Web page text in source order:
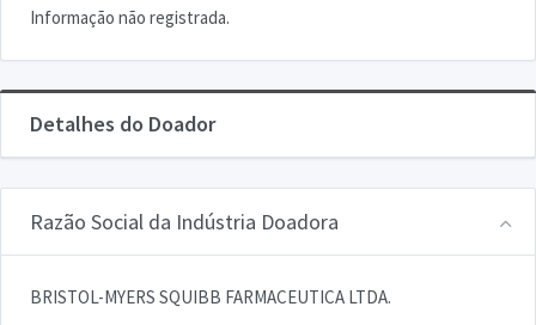
Informação não registrada.
Detalhes do Doador
Razão Social da Indústria Doadora
BRISTOL-MYERS SQUIBB FARMACEUTICA LTDA.